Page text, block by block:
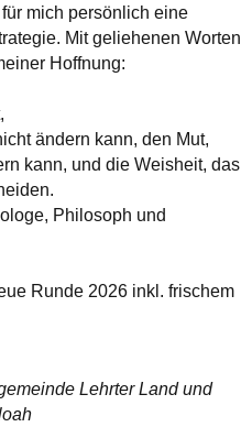
mich persönlich eine
Mit geliehenen Worten
Hoffnung:
ändern kann, den Mut,
kann, und die Weisheit, das
Philosoph und
Runde 2026 inkl. frischem
Lehrter Land und